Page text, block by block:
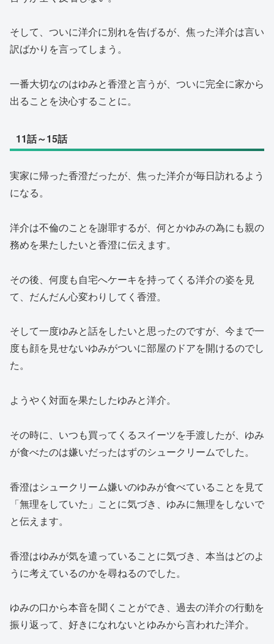
そして、ついに洋介に別れを告げるが、焦った洋介は言い
訳ばかりを言ってしまう。
一番大切なのはゆみと香澄と言うが、ついに完全に家から
出ることを決心することに。
11話～15話
実家に帰った香澄だったが、焦った洋介が毎日訪れるよう
になる。
洋介は不倫のことを謝罪するが、何とかゆみの為にも親の
務めを果たしたいと香澄に伝えます。
その後、何度も自宅へケーキを持ってくる洋介の姿を見
て、だんだん心変わりしてく香澄。
そして一度ゆみと話をしたいと思ったのですが、今まで一
度も顔を見せないゆみがついに部屋のドアを開けるのでし
た。
ようやく対面を果たしたゆみと洋介。
その時に、いつも買ってくるスイーツを手渡したが、ゆみ
が食べたのは嫌いだったはずのシュークリームでした。
香澄はシュークリーム嫌いのゆみが食べていることを見て
「無理をしていた」ことに気づき、ゆみに無理をしないで
と伝えます。
香澄はゆみが気を遣っていることに気づき、本当はどのよ
うに考えているのかを尋ねるのでした。
ゆみの口から本音を聞くことができ、過去の洋介の行動を
振り返って、好きになれないとゆみから言われた洋介。